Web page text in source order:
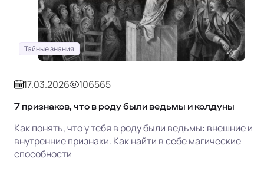
Тайные знания
17.03.2026 106565
7 признаков, что в роду были ведьмы и колдуны
Как понять, что у тебя в роду были ведьмы: внешние и
внутренние признаки. Как найти в себе магические
способности